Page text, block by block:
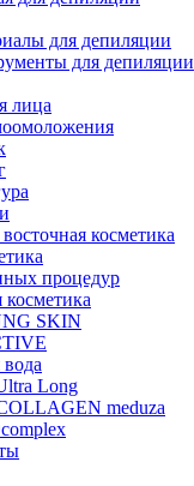
для депиляции
для депиляции
лица
косметика
процедур
косметика
SKIN
Long
meduza